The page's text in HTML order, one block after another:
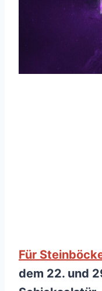
Für
dem 22. und